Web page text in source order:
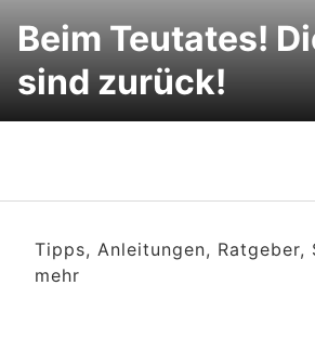
Beim Teutates!
sind zurück!
Tipps, Anleitungen, Ratgeber,
mehr